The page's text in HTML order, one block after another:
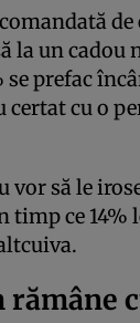
la un cadou
se prefac
certat cu o
vor să le
timp ce 14%
rămâne